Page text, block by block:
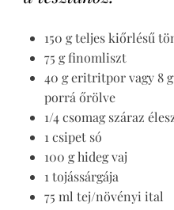
150 g teljes kiőrlésű
75 g finomliszt
40 g eritritpor vagy 8
porrá őrölve
1/4 csomag száraz
1 csipet só
100 g hideg vaj
1 tojássárgája
75 ml tej/növényi ital